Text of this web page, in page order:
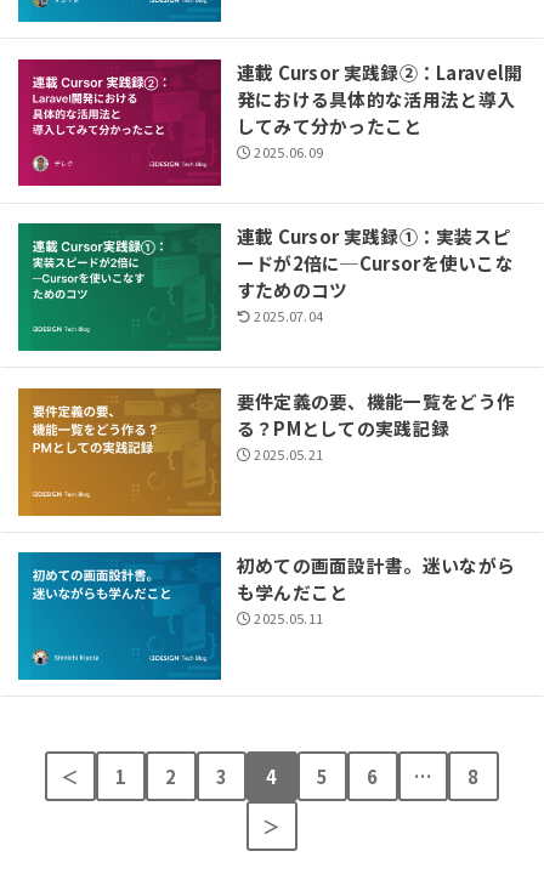
連載 Cursor 実践録②：Laravel開
発における具体的な活用法と導入
してみて分かったこと
2025.06.09
連載 Cursor 実践録①：実装スピ
ードが2倍に─Cursorを使いこな
すためのコツ
2025.07.04
要件定義の要、機能一覧をどう作
る？PMとしての実践記録
2025.05.21
初めての画面設計書。迷いながら
も学んだこと
2025.05.11
＜ 1 2 3 4 5 6 …
8
＞